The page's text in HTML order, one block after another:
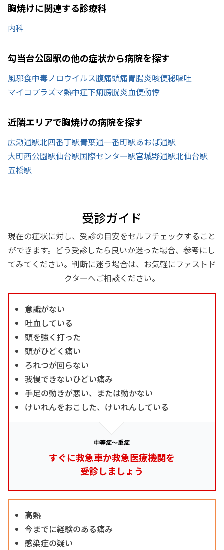
胸焼けに関連する診療科
内科
勾当台公園駅の他の症状から病院を探す
風邪食中毒ノロウイルス腹痛頭痛胃腸炎咳便秘嘔吐
マイコプラズマ熱中症下痢膀胱炎血便動悸
近隣エリアで胸焼けの病院を探す
広瀬通駅北四番丁駅青葉通一番町駅あおば通駅
大町西公園駅仙台駅国際センター駅宮城野通駅北仙台駅
五橋駅
受診ガイド
現在の症状に対し、受診の目安をセルフチェックすること
ができます。どう受診したら良いか迷った場合、参考にし
てみてください。判断に迷う場合は、お気軽にファストド
クターへご相談ください。
意識がない
吐血している
頭を強く打った
頭がひどく痛い
ろれつが回らない
我慢できないひどい痛み
手足の動きが悪い、または動かない
けいれんをおこした、けいれんしている
中等症～重症
すぐに救急車か救急医療機関を
受診しましょう
高熱
今までに経験のある痛み
感染症の疑い